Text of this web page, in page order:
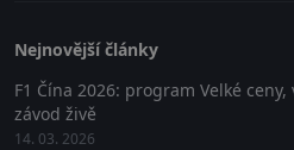
Nejnovější články
F1 Čína 2026: program Velké
závod živě
14. 03. 2026